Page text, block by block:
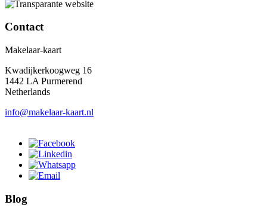
Contact
Makelaar-kaart
Kwadijkerkoogweg 16
1442 LA Purmerend
Netherlands
info@makelaar-kaart.nl
Blog